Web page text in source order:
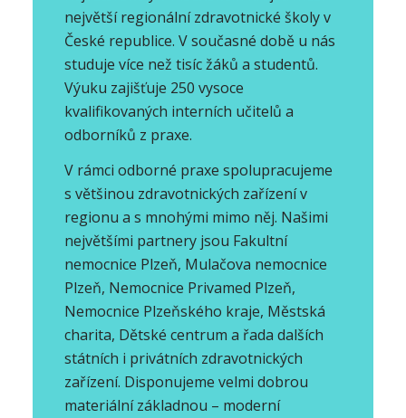
největší regionální zdravotnické školy v
České republice. V současné době u nás
studuje více než tisíc žáků a studentů.
Výuku zajišťuje 250 vysoce
kvalifikovaných interních učitelů a
odborníků z praxe.
V rámci odborné praxe spolupracujeme
s většinou zdravotnických zařízení v
regionu a s mnohými mimo něj. Našimi
největšími partnery jsou Fakultní
nemocnice Plzeň, Mulačova nemocnice
Plzeň, Nemocnice Privamed Plzeň,
Nemocnice Plzeňského kraje, Městská
charita, Dětské centrum a řada dalších
státních i privátních zdravotnických
zařízení. Disponujeme velmi dobrou
materiální základnou – moderní